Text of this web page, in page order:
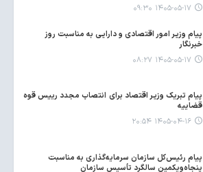
۱۴۰۵-۰۵-۱۷ ۰۹:۳۰
پیام وزیر امور اقتصادی و دارایی به مناسبت روز
خبرنگار
۱۴۰۵-۰۵-۱۷ ۰۸:۲۷
پیام تبریک وزیر اقتصاد برای انتصاب مجدد رییس قوه
قضاییه
۱۴۰۵-۰۴-۱۶ ۲۰:۵۴
پیام رئیس‌کل سازمان سرمایه‌گذاری به مناسبت
پنجاه‌ویکمین سالگرد تأسیس سازمان